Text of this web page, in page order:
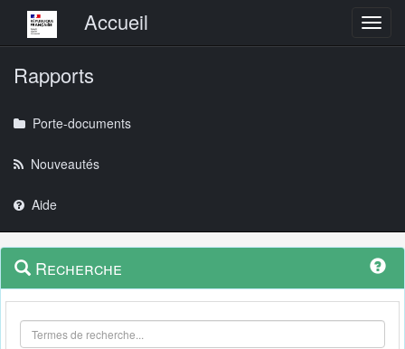
Menu principalAccueil
Rapports
Porte-documents
Nouveautés
Aide
Navigation
outils
Menu
contextuel
Recherche